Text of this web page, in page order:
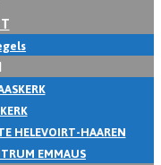
HELEVOIRT-HAAREN
EMMAUS